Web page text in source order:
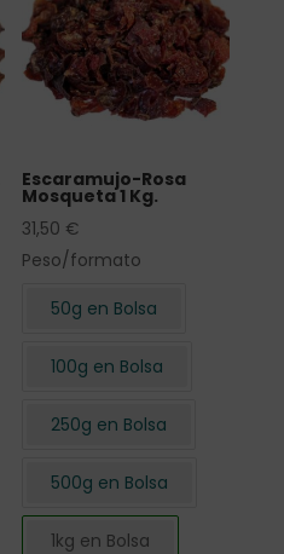
Escaramujo-Rosa
Mosqueta 1 Kg.
31,50 €
Peso/formato
50g en Bolsa
100g en Bolsa
250g en Bolsa
500g en Bolsa
1kg en Bolsa